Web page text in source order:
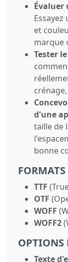
Évaluer
et
marque
Tester
d'une
taille de
bonne
TTF
OTF
WOFF
WOFF2
OPTIONS
Texte